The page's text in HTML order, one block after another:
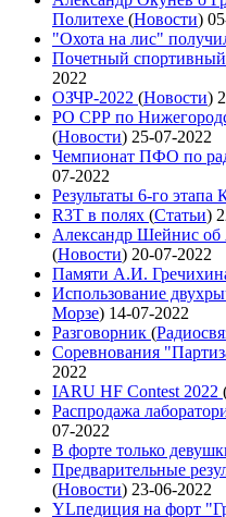
Политехе (Новости)
"Охота на лис"
Почетный спортивный
2022
ОЗЧР-2022 (Новости)
РО СРР по
(Новости) 25-07-2022
Чемпионат ПФО по
07-2022
Результаты 6-го
R3T в полях (Статьи)
Александр Шейнис
(Новости) 20-07-2022
Памяти А.И.
Использование
Морзе) 14-07-2022
Разговорник (
Соревнования
2022
IARU HF Contest 2022
Распродажа
07-2022
В форте только
Предварительные
(Новости) 23-06-2022
YLпедиция на форт